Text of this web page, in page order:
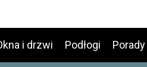
i drzwi Podłogi Porady